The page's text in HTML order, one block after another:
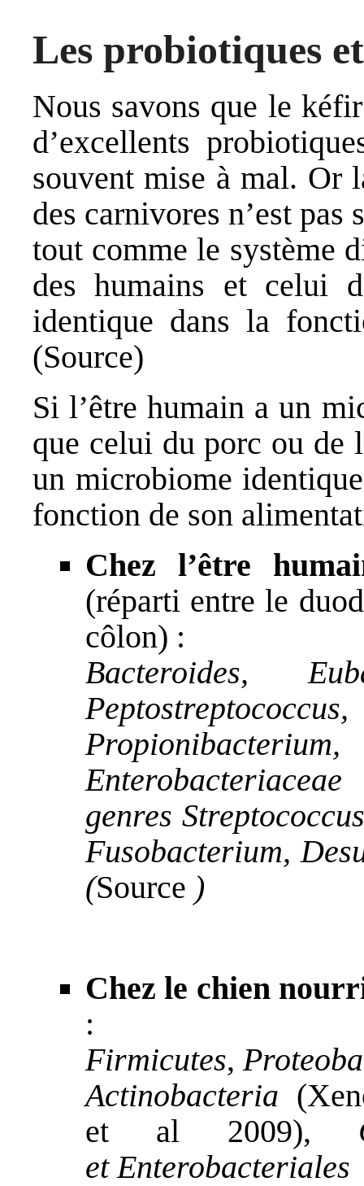
Les probiotiques
Nous savons que le
d’excellents
souvent mise à mal. Or
des carnivores n’est
tout comme le système
des humains et celui
identique dans la
(Source)
Si l’être humain a un
que celui du porc ou de
un microbiome
fonction de son
Chez l’être
(réparti entre le
côlon) :
Bacteroides,
Propionibacterium,
genres
Fusobacterium,
(Source )
Chez le chien
:
Firmicutes,
Actinobacteria (
et al 2009),
et Enterobacteriales